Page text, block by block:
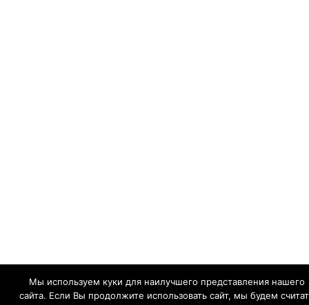
Мы используем куки для наилучшего представления нашего
сайта. Если Вы продолжите использовать сайт, мы будем